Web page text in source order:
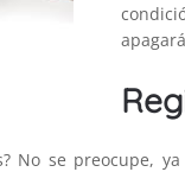
No se preocupe,